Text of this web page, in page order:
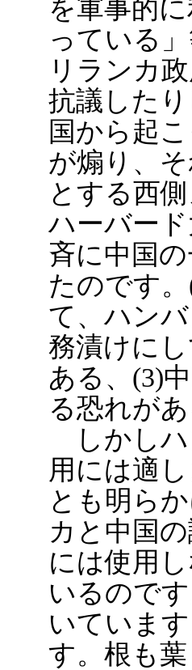
を軍事的
っている
リランカ
抗議した
国から起
が煽り、
とする西
ハーバー
斉に中国
たのです
て、ハン
務漬けに
ある、(3)
る恐れがあ
しかしハ
用には適
とも明ら
カと中国
には使用
いるので
いていま
す。根も